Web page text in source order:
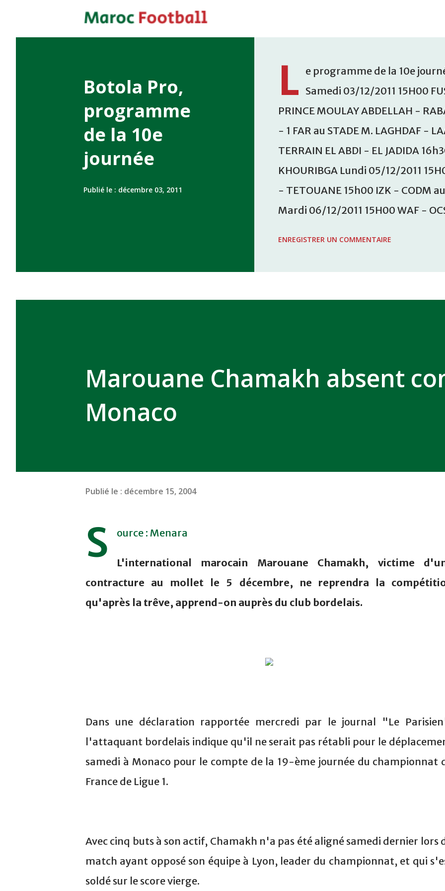
Botola Pro,
programme
de la 10e
journée
Publié le : décembre 03, 2011
L e programme de la 10e
Samedi 03/12/2011 15H00
PRINCE MOULAY ABDELLAH -
- 1 FAR au STADE M. LAGHDAF -
TERRAIN EL ABDI - EL JADIDA
KHOURIBGA Lundi 05/12/2011
- TETOUANE 15h00 IZK - CODM
Mardi 06/12/2011 15H00 WAF -
ENREGISTRER UN COMMENTAIRE
Marouane Chamakh absent
Monaco
Publié le : décembre 15, 2004
S ource : Menara
L'international marocain Marouane Chamakh, victime
contracture au mollet le 5 décembre, ne reprendra la
qu'après la trêve, apprend-on auprès du club bordelais.
Dans une déclaration rapportée mercredi par le journal "Le
l'attaquant bordelais indique qu'il ne serait pas rétabli pour le
samedi à Monaco pour le compte de la 19-ème journée du championnat
France de Ligue 1.
Avec cinq buts à son actif, Chamakh n'a pas été aligné samedi dernier lors
match ayant opposé son équipe à Lyon, leader du championnat, et qui
soldé sur le score vierge.